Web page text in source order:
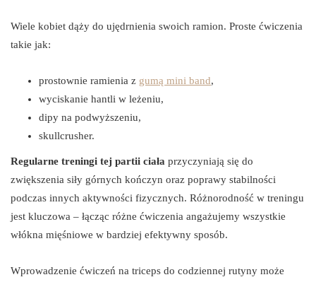
Wiele kobiet dąży do ujędrnienia swoich ramion. Proste ćwiczenia
takie jak:
prostownie ramienia z gumą mini band,
wyciskanie hantli w leżeniu,
dipy na podwyższeniu,
skullcrusher.
Regularne treningi tej partii ciała przyczyniają się do
zwiększenia siły górnych kończyn oraz poprawy stabilności
podczas innych aktywności fizycznych. Różnorodność w treningu
jest kluczowa – łącząc różne ćwiczenia angażujemy wszystkie
włókna mięśniowe w bardziej efektywny sposób.
Wprowadzenie ćwiczeń na triceps do codziennej rutyny może